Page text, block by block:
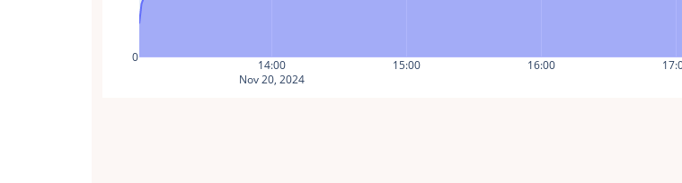
14:00
Nov 20, 2024
15:00 16:00
0